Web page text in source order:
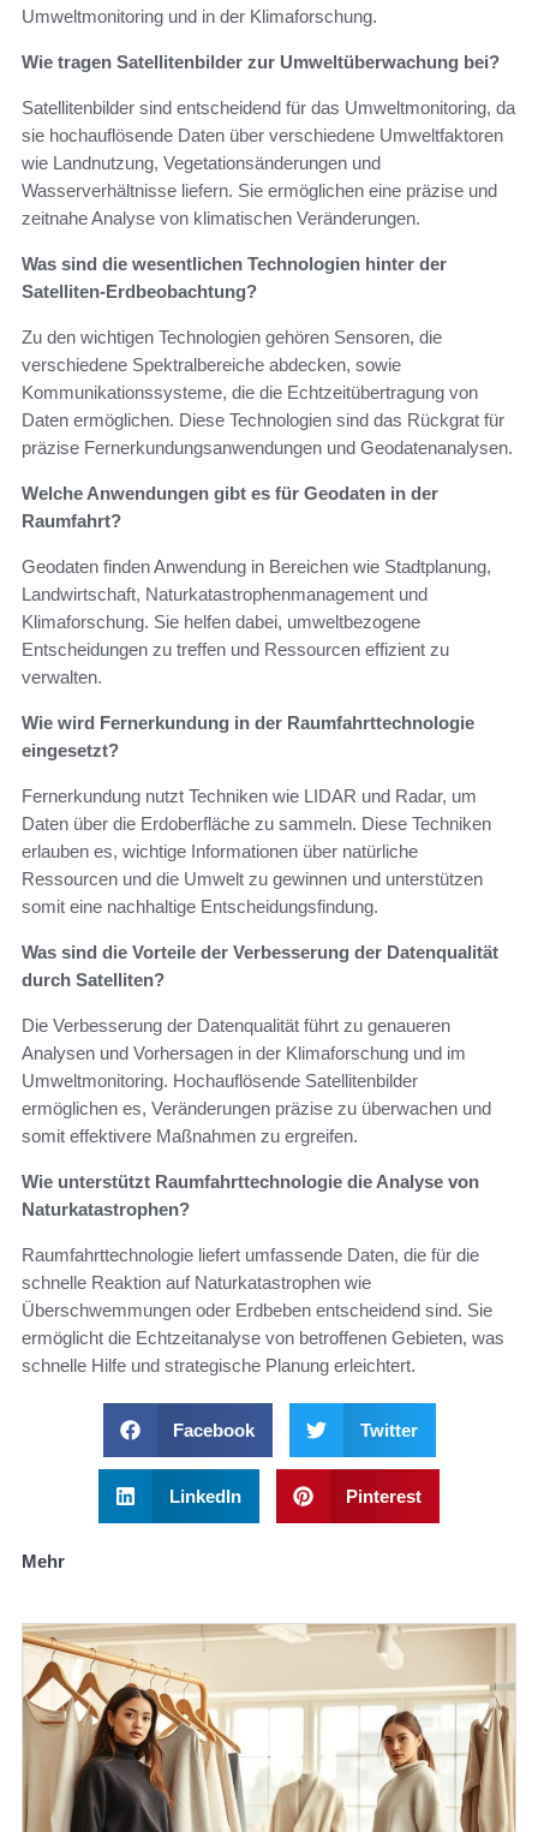
Umweltmonitoring und in der Klimaforschung.
Wie tragen Satellitenbilder zur Umweltüberwachung bei?
Satellitenbilder sind entscheidend für das Umweltmonitoring, da
sie hochauflösende Daten über verschiedene Umweltfaktoren
wie Landnutzung, Vegetationsänderungen und
Wasserverhältnisse liefern. Sie ermöglichen eine präzise und
zeitnahe Analyse von klimatischen Veränderungen.
Was sind die wesentlichen Technologien hinter der
Satelliten-Erdbeobachtung?
Zu den wichtigen Technologien gehören Sensoren, die
verschiedene Spektralbereiche abdecken, sowie
Kommunikationssysteme, die die Echtzeitübertragung von
Daten ermöglichen. Diese Technologien sind das Rückgrat für
präzise Fernerkundungsanwendungen und Geodatenanalysen.
Welche Anwendungen gibt es für Geodaten in der
Raumfahrt?
Geodaten finden Anwendung in Bereichen wie Stadtplanung,
Landwirtschaft, Naturkatastrophenmanagement und
Klimaforschung. Sie helfen dabei, umweltbezogene
Entscheidungen zu treffen und Ressourcen effizient zu
verwalten.
Wie wird Fernerkundung in der Raumfahrttechnologie
eingesetzt?
Fernerkundung nutzt Techniken wie LIDAR und Radar, um
Daten über die Erdoberfläche zu sammeln. Diese Techniken
erlauben es, wichtige Informationen über natürliche
Ressourcen und die Umwelt zu gewinnen und unterstützen
somit eine nachhaltige Entscheidungsfindung.
Was sind die Vorteile der Verbesserung der Datenqualität
durch Satelliten?
Die Verbesserung der Datenqualität führt zu genaueren
Analysen und Vorhersagen in der Klimaforschung und im
Umweltmonitoring. Hochauflösende Satellitenbilder
ermöglichen es, Veränderungen präzise zu überwachen und
somit effektivere Maßnahmen zu ergreifen.
Wie unterstützt Raumfahrttechnologie die Analyse von
Naturkatastrophen?
Raumfahrttechnologie liefert umfassende Daten, die für die
schnelle Reaktion auf Naturkatastrophen wie
Überschwemmungen oder Erdbeben entscheidend sind. Sie
ermöglicht die Echtzeitanalyse von betroffenen Gebieten, was
schnelle Hilfe und strategische Planung erleichtert.
Facebook Twitter
LinkedIn Pinterest
Mehr